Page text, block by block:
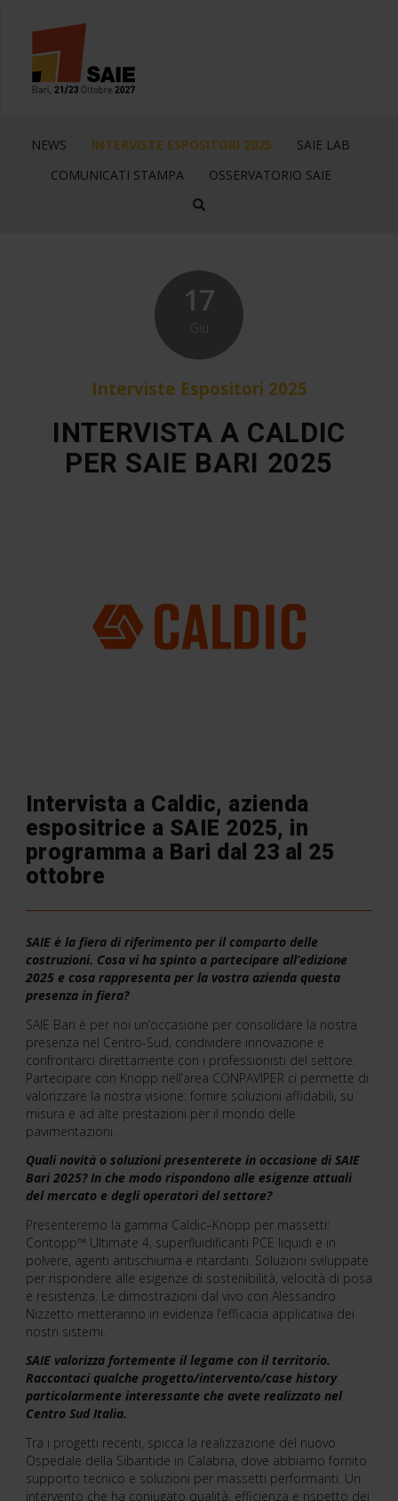
NEWS INTERVISTE ESPOSITORI 2025
SAIE LAB
COMUNICATI STAMPA
OSSERVATORIO SAIE
17
Giu
Interviste Espositori 2025
INTERVISTA A CALDIC
PER SAIE BARI 2025
Intervista a Caldic, azienda
espositrice a SAIE 2025, in
programma a Bari dal 23 al 25
ottobre
SAIE è la fiera di riferimento per il comparto delle
costruzioni. Cosa vi ha spinto a partecipare all’edizione
2025 e cosa rappresenta per la vostra azienda questa
presenza in fiera?
SAIE Bari è per noi un’occasione per consolidare la nostra
presenza nel Centro-Sud, condividere innovazione e
confrontarci direttamente con i professionisti del settore.
Partecipare con Knopp nell’area CONPAVIPER ci permette di
valorizzare la nostra visione: fornire soluzioni affidabili, su
misura e ad alte prestazioni per il mondo delle
pavimentazioni.
Quali novità o soluzioni presenterete in occasione di SAIE
Bari 2025? In che modo rispondono alle esigenze attuali
del mercato e degli operatori del settore?
Presenteremo la gamma Caldic–Knopp per massetti:
Contopp™ Ultimate 4, superfluidificanti PCE liquidi e in
polvere, agenti antischiuma e ritardanti. Soluzioni sviluppate
per rispondere alle esigenze di sostenibilità, velocità di posa
e resistenza. Le dimostrazioni dal vivo con Alessandro
Nizzetto metteranno in evidenza l’efficacia applicativa dei
nostri sistemi.
SAIE valorizza fortemente il legame con il territorio.
Raccontaci qualche progetto/intervento/case history
particolarmente interessante che avete realizzato nel
Centro Sud Italia.
Tra i progetti recenti, spicca la realizzazione del nuovo
Ospedale della Sibaritide in Calabria, dove abbiamo fornito
supporto tecnico e soluzioni per massetti performanti. Un
intervento che ha coniugato qualità, efficienza e rispetto dei